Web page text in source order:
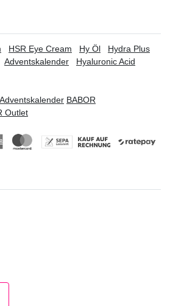
HSR Eye Cream Hy Öl
Hydra Plus
Adventskalender
Hyaluronic Acid
BABOR
Outlet